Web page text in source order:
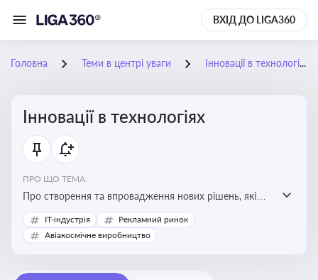
ВХІД ДО LIGA360
Головна Теми в центрі уваги Інновації в технологіях
Інновації в технологіях
ПРО ЩО ТЕМА:
Про створення та впровадження нових рішень, які
покращують ефективність, функціональність або
можливості технологічних продуктів і процесів.
IT-індустрія
Рекламний ринок
Авіакосмічне виробництво